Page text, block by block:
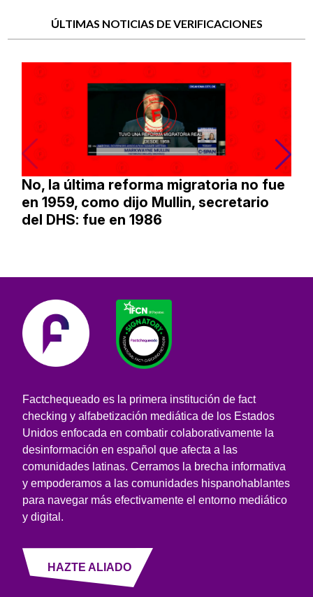
ÚLTIMAS NOTICIAS DE VERIFICACIONES
No, la última reforma migratoria no fue
en 1959, como dijo Mullin, secretario
del DHS: fue en 1986
Factchequeado es la primera institución de fact
checking y alfabetización mediática de los Estados
Unidos enfocada en combatir colaborativamente la
desinformación en español que afecta a las
comunidades latinas. Cerramos la brecha informativa
y empoderamos a las comunidades hispanohablantes
para navegar más efectivamente el entorno mediático
y digital.
HAZTE ALIADO